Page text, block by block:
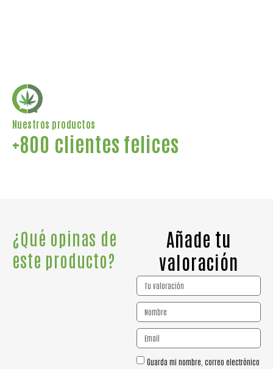
Nuestros productos
+800 clientes felices
¿Qué opinas de
este producto?
Añade tu
valoración
Guarda mi nombre, correo electrónico